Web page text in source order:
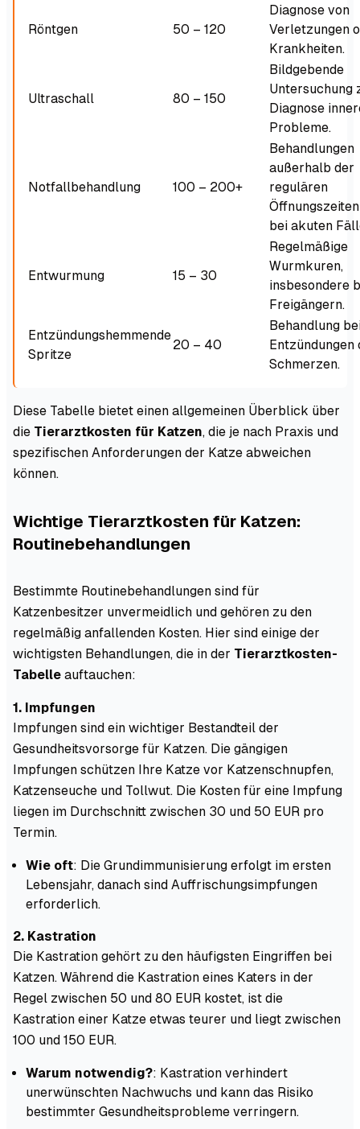
Röntgen 50 – 120
Diagnose von
Verletzungen
Krankheiten.
Ultraschall 80 – 150
Bildgebende
Untersuchung
Diagnose
Probleme.
Notfallbehandlung 100 – 200+
Behandlungen
außerhalb der
regulären
bei akuten
Entwurmung 15 – 30
Regelmäßige
Wurmkuren,
insbesondere
Freigängern.
Entzündungshemmende
Spritze
20 – 40
Behandlung
Entzündungen
Schmerzen.
Diese Tabelle bietet einen allgemeinen Überblick über
die Tierarztkosten für Katzen, die je nach Praxis und
spezifischen Anforderungen der Katze abweichen
können.
Wichtige Tierarztkosten für Katzen:
Routinebehandlungen
Bestimmte Routinebehandlungen sind für
Katzenbesitzer unvermeidlich und gehören zu den
regelmäßig anfallenden Kosten. Hier sind einige der
wichtigsten Behandlungen, die in der Tierarztkosten-
Tabelle auftauchen:
1. Impfungen
Impfungen sind ein wichtiger Bestandteil der
Gesundheitsvorsorge für Katzen. Die gängigen
Impfungen schützen Ihre Katze vor Katzenschnupfen,
Katzenseuche und Tollwut. Die Kosten für eine Impfung
liegen im Durchschnitt zwischen 30 und 50 EUR pro
Termin.
Wie oft: Die Grundimmunisierung erfolgt im ersten
Lebensjahr, danach sind Auffrischungsimpfungen
erforderlich.
2. Kastration
Die Kastration gehört zu den häufigsten Eingriffen bei
Katzen. Während die Kastration eines Katers in der
Regel zwischen 50 und 80 EUR kostet, ist die
Kastration einer Katze etwas teurer und liegt zwischen
100 und 150 EUR.
Warum notwendig?: Kastration verhindert
unerwünschten Nachwuchs und kann das Risiko
bestimmter Gesundheitsprobleme verringern.